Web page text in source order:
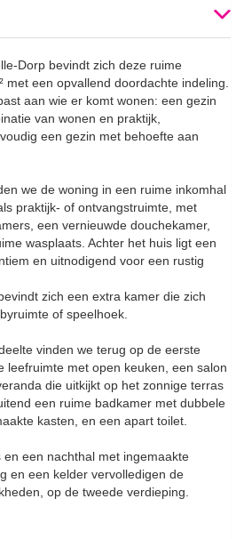
Dorp bevindt zich deze ruime
met een opvallend doordachte indeling.
aan wie er komt wonen: een gezin
van wonen en praktijk,
een gezin met behoefte aan
we de woning in een ruime inkomhal
praktijk- of ontvangstruimte, met
een vernieuwde douchekamer,
wasplaats. Achter het huis ligt een
en uitnodigend voor een rustig
zich een extra kamer die zich
of speelhoek.
vinden we terug op de eerste
leefruimte met open keuken, een salon
die uitkijkt op het zonnige terras
een ruime badkamer met dubbele
kasten, en een apart toilet.
een nachthal met ingemaakte
en een kelder vervolledigen de
op de tweede verdieping.